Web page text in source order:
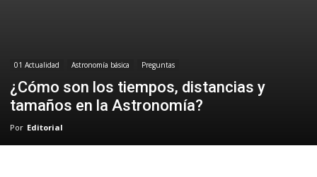
01 Actualidad Astronomía básica Preguntas
¿Cómo son los tiempos, distancias y
tamaños en la Astronomía?
Por Editorial